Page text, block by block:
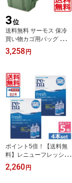
3位
送料無料 サーモス 保冷
買い物カゴ用バッグ 保冷
バッグ RFG025 グレー
カーキ THERMOS エコ
バッグ 大容量
3,258 円
ポイント5倍！【送料無
料】レニューフレッシュ
（レニューマルチプラ
ス）355ml×4本、ケース
2,260 円